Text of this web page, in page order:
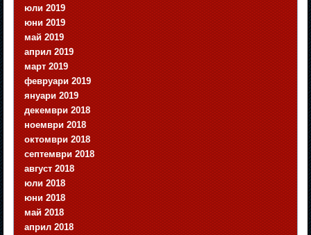
юли 2019
юни 2019
май 2019
април 2019
март 2019
февруари 2019
януари 2019
декември 2018
ноември 2018
октомври 2018
септември 2018
август 2018
юли 2018
юни 2018
май 2018
април 2018